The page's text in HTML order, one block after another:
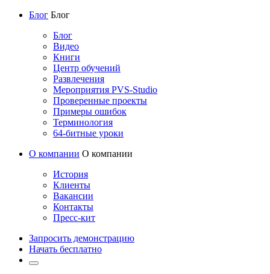
Блог Блог
Блог
Видео
Книги
Центр обучений
Развлечения
Мероприятия PVS-Studio
Проверенные проекты
Примеры ошибок
Терминология
64-битные уроки
О компании О компании
История
Клиенты
Вакансии
Контакты
Пресс-кит
Запросить демонстрацию
Начать бесплатно